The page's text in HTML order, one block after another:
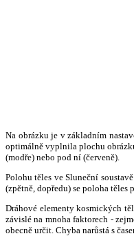
Na obrázku je v základním
optimálně vyplnila plochu
(modře) nebo pod ní (červeně).
Polohu těles ve Sluneční
(zpětně, dopředu) se poloha
Dráhové elementy kosmických
závislé na mnoha faktorech -
obecně určit. Chyba narůstá s